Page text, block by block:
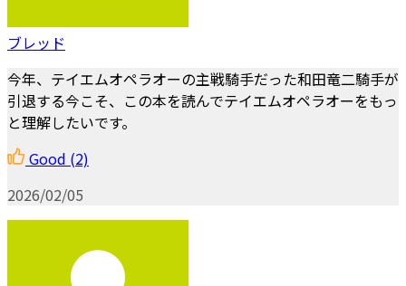
ブレッド
今年、テイエムオペラオーの主戦騎手だった和田竜二騎手が
引退する今こそ、この本を読んでテイエムオペラオーをもっ
と理解したいです。
Good (2)
2026/02/05